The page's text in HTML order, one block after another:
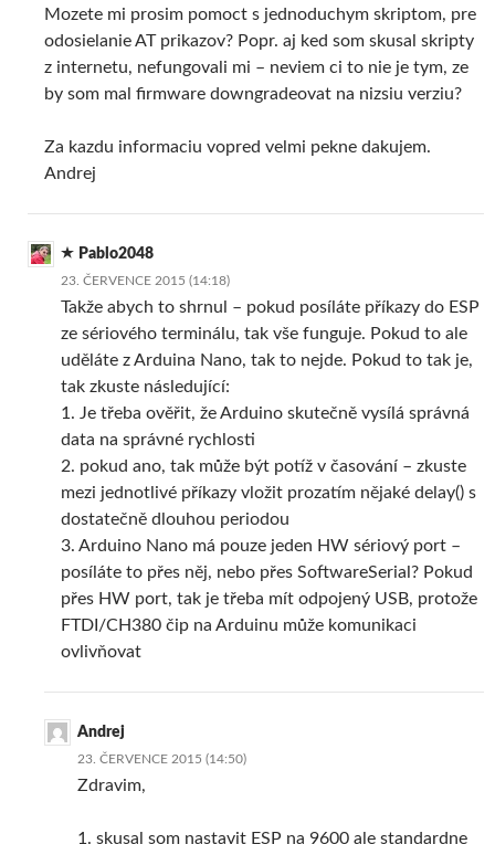
Mozete mi prosim pomoct s jednoduchym skriptom, pre
odosielanie AT prikazov? Popr. aj ked som skusal skripty
z internetu, nefungovali mi – neviem ci to nie je tym, ze
by som mal firmware downgradeovat na nizsiu verziu?
Za kazdu informaciu vopred velmi pekne dakujem.
Andrej
Pablo2048
23. ČERVENCE 2015 (14:18)
Takže abych to shrnul – pokud posíláte příkazy do ESP
ze sériového terminálu, tak vše funguje. Pokud to ale
uděláte z Arduina Nano, tak to nejde. Pokud to tak je,
tak zkuste následující:
1. Je třeba ověřit, že Arduino skutečně vysílá správná
data na správné rychlosti
2. pokud ano, tak může být potíž v časování – zkuste
mezi jednotlivé příkazy vložit prozatím nějaké delay() s
dostatečně dlouhou periodou
3. Arduino Nano má pouze jeden HW sériový port –
posíláte to přes něj, nebo přes SoftwareSerial? Pokud
přes HW port, tak je třeba mít odpojený USB, protože
FTDI/CH380 čip na Arduinu může komunikaci
ovlivňovat
Andrej
23. ČERVENCE 2015 (14:50)
Zdravim,
1. skusal som nastavit ESP na 9600 ale standardne